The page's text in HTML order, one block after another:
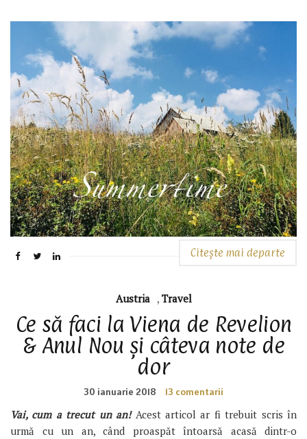
Citește mai departe
Austria , Travel
Ce să faci la Viena de Revelion
& Anul Nou și câteva note de
dor
30 ianuarie 2018 13 comentarii
Vai, cum a trecut un an!Acest articol ar fi trebuit scris în
urmă cu un an, când proaspăt întoarsă acasă dintr-o